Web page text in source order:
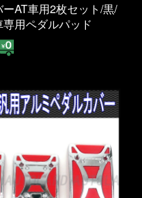
AT車用2枚セット/黒/
用ペダルパッド